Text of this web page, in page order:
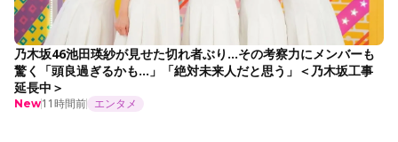
乃木坂46池田瑛紗が見せた切れ者ぶり…その考察力にメンバーも
驚く「頭良過ぎるかも…」「絶対未来人だと思う」＜乃木坂工事
延長中＞
New11時間前 エンタメ